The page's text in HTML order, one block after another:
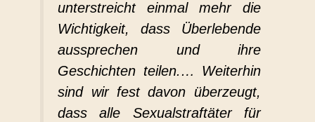
unterstreicht einmal mehr die
Wichtigkeit, dass Überlebende
aussprechen und ihre
Geschichten teilen.… Weiterhin
sind wir fest davon überzeugt,
dass alle Sexualstraftäter für